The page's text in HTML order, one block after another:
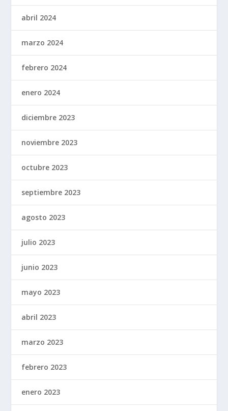
abril 2024
marzo 2024
febrero 2024
enero 2024
diciembre 2023
noviembre 2023
octubre 2023
septiembre 2023
agosto 2023
julio 2023
junio 2023
mayo 2023
abril 2023
marzo 2023
febrero 2023
enero 2023